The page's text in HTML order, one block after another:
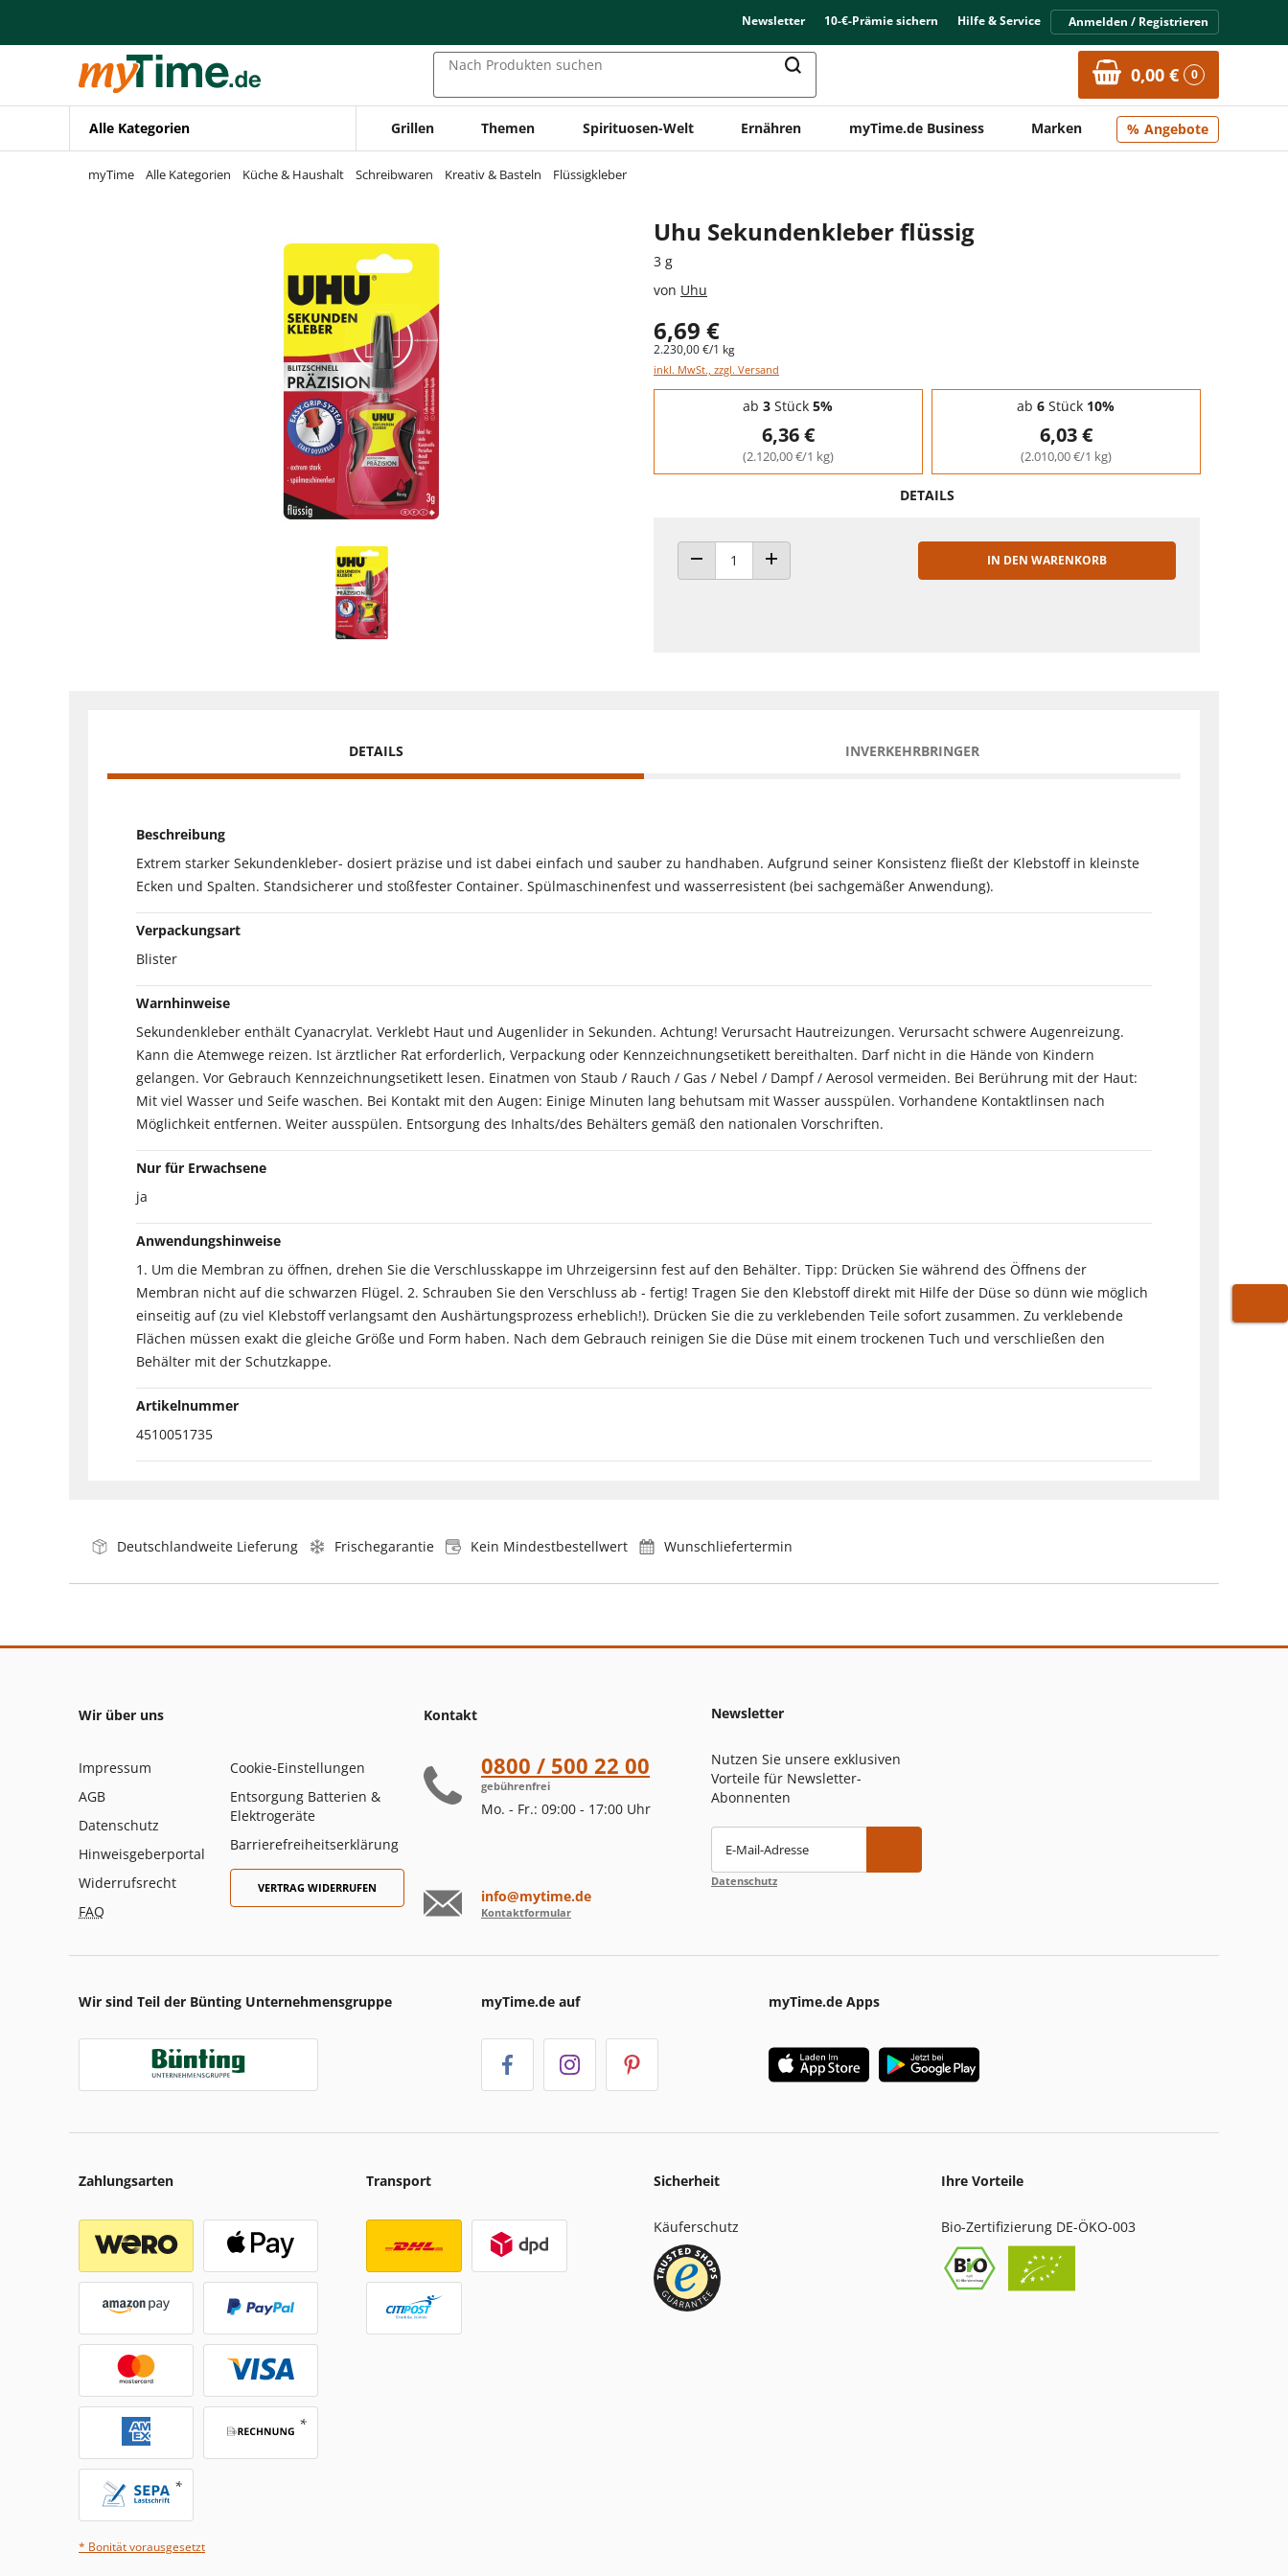
Zur Navigation springen
Zur Suche springen
Newsletter 10-€-Prämie sichern Hilfe & Service Anmelden / Registrieren
Nach Produkten suchen 0,00 € 0
Alle Kategorien Grillen Themen Spirituosen-Welt Ernähren myTime.de Business Marken Angebote
myTime Alle Kategorien Küche & Haushalt Schreibwaren Kreativ & Basteln Flüssigkleber
Uhu Sekundenkleber flüssig
3 g
von Uhu
6,69 €
2.230,00 €/1 kg
inkl. MwSt., zzgl. Versand
Staffelpreise - Mengenrabatt
ab 3 Stück 5%
6,36 €
(2.120,00 €/1 kg)
ab 6 Stück 10%
6,03 €
(2.010,00 €/1 kg)
DETAILS
ANZAHL VERRINGERNANZAHL ERHÖHEN
IN DEN WARENKORB
DETAILS INVERKEHRBRINGER
Beschreibung
Extrem starker Sekundenkleber- dosiert präzise und ist dabei einfach und sauber zu handhaben. Aufgrund seiner Konsistenz fließt der Klebstoff in kleinste
Ecken und Spalten. Standsicherer und stoßfester Container. Spülmaschinenfest und wasserresistent (bei sachgemäßer Anwendung).
Verpackungsart
Blister
Warnhinweise
Sekundenkleber enthält Cyanacrylat. Verklebt Haut und Augenlider in Sekunden. Achtung! Verursacht Hautreizungen. Verursacht schwere Augenreizung.
Kann die Atemwege reizen. Ist ärztlicher Rat erforderlich, Verpackung oder Kennzeichnungsetikett bereithalten. Darf nicht in die Hände von Kindern
gelangen. Vor Gebrauch Kennzeichnungsetikett lesen. Einatmen von Staub / Rauch / Gas / Nebel / Dampf / Aerosol vermeiden. Bei Berührung mit der Haut:
Mit viel Wasser und Seife waschen. Bei Kontakt mit den Augen: Einige Minuten lang behutsam mit Wasser ausspülen. Vorhandene Kontaktlinsen nach
Möglichkeit entfernen. Weiter ausspülen. Entsorgung des Inhalts/des Behälters gemäß den nationalen Vorschriften.
Nur für Erwachsene
ja
Anwendungshinweise
1. Um die Membran zu öffnen, drehen Sie die Verschlusskappe im Uhrzeigersinn fest auf den Behälter. Tipp: Drücken Sie während des Öffnens der
Membran nicht auf die schwarzen Flügel. 2. Schrauben Sie den Verschluss ab - fertig! Tragen Sie den Klebstoff direkt mit Hilfe der Düse so dünn wie möglich
einseitig auf (zu viel Klebstoff verlangsamt den Aushärtungsprozess erheblich!). Drücken Sie die zu verklebenden Teile sofort zusammen. Zu verklebende
Flächen müssen exakt die gleiche Größe und Form haben. Nach dem Gebrauch reinigen Sie die Düse mit einem trockenen Tuch und verschließen den
Behälter mit der Schutzkappe.
Artikelnummer
4510051735
Deutschlandweite Lieferung Frischegarantie Kein Mindestbestellwert Wunschliefertermin
Wir über uns
Impressum
AGB
Datenschutz
Hinweisgeberportal
Widerrufsrecht
FAQ
Cookie-Einstellungen
Entsorgung Batterien &
Elektrogeräte
Barrierefreiheitserklärung
VERTRAG WIDERRUFEN
Kontakt
0800 / 500 22 00
gebührenfrei
Mo. - Fr.: 09:00 - 17:00 Uhr
info@mytime.de
Kontaktformular
Newsletter
Nutzen Sie unsere exklusiven
Vorteile für Newsletter-
Abonnenten
E-Mail-Adresse
Datenschutz
Wir sind Teil der Bünting Unternehmensgruppe myTime.de auf myTime.de Apps
Zahlungsarten
* Bonität vorausgesetzt
Transport Sicherheit
Käuferschutz
Ihre Vorteile
Bio-Zertifizierung DE-ÖKO-003